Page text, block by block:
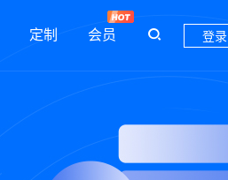
定制 会员 登录